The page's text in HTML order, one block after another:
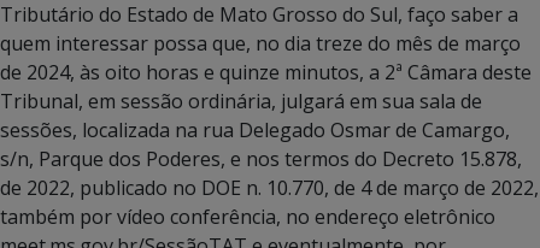
Tributário do Estado de Mato Grosso do Sul, faço saber a
quem interessar possa que, no dia treze do mês de março
de 2024, às oito horas e quinze minutos, a 2ª Câmara deste
Tribunal, em sessão ordinária, julgará em sua sala de
sessões, localizada na rua Delegado Osmar de Camargo,
s/n, Parque dos Poderes, e nos termos do Decreto 15.878,
de 2022, publicado no DOE n. 10.770, de 4 de março de 2022,
também por vídeo conferência, no endereço eletrônico